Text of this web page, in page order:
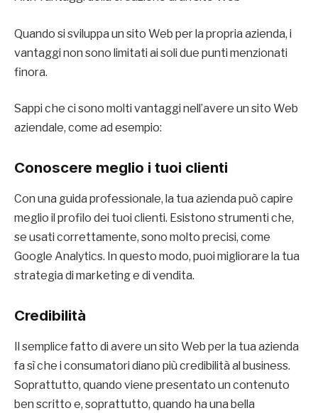
Quando si sviluppa un sito Web per la propria azienda, i
vantaggi non sono limitati ai soli due punti menzionati
finora.
Sappi che ci sono molti vantaggi nell’avere un sito Web
aziendale, come ad esempio:
Conoscere meglio i tuoi clienti
Con una guida professionale, la tua azienda può capire
meglio il profilo dei tuoi clienti. Esistono strumenti che,
se usati correttamente, sono molto precisi, come
Google Analytics. In questo modo, puoi migliorare la tua
strategia di marketing e di vendita.
Credibilità
Il semplice fatto di avere un sito Web per la tua azienda
fa sì che i consumatori diano più credibilità al business.
Soprattutto, quando viene presentato un contenuto
ben scritto e, soprattutto, quando ha una bella